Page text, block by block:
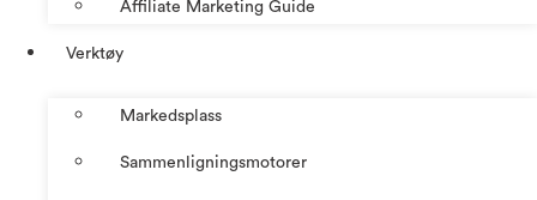
Affiliate Marketing Guide
Verktøy
Markedsplass
Sammenligningsmotorer